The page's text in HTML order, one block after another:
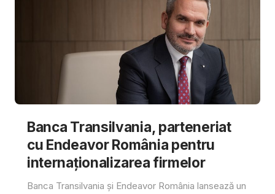
Banca Transilvania, parteneriat
cu Endeavor România pentru
internaționalizarea firmelor
Banca Transilvania și Endeavor România lansează un